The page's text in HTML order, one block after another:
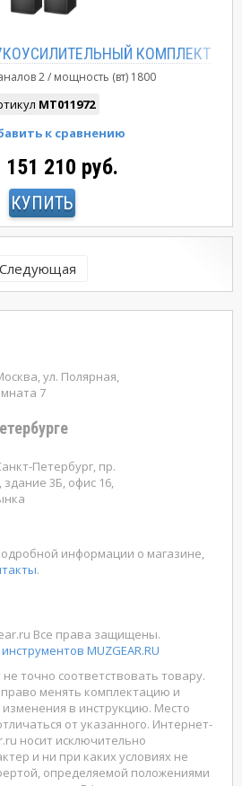
КОМПЛЕКТ
2 мощность (вт) 1800
MT011972
151 210 руб.
КУПИТЬ
Следующая
ул. Полярная,
7
Петербург, пр.
3Б, офис 16,
информации о магазине,
.
Все права защищены.
MUZGEAR.RU
точно соответствовать товару.
менять комплектацию и
в инструкцию. Место
от указанного. Интернет-
носит исключительно
и ни при каких условиях не
определяемой положениями